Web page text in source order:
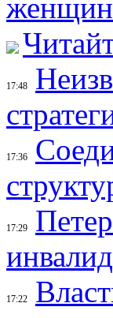
женщин
17:48
17:36
17:29
17:22